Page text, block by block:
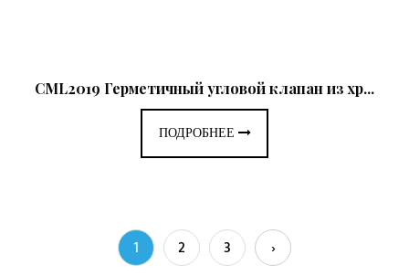
CML2019 Герметичный угловой клапан из хр...
ПОДРОБНЕЕ
1 2 3 ›